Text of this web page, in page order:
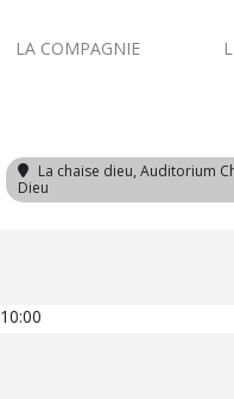
LA COMPAGNIE
La chaise dieu, Auditorium
Dieu
10:00